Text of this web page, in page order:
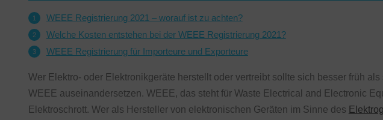
WEEE Registrierung 2021 – worauf ist zu achten?
Welche Kosten entstehen bei der WEEE Registrierung 2021?
WEEE Registrierung für Importeure und Exporteure
Wer Elektro- oder Elektronikgeräte herstellt oder vertreibt sollte sich besser früh
WEEE auseinandersetzen. WEEE, das steht für Waste Electrical and Electronic
Elektroschrott. Wer als Hersteller von elektronischen Geräten im Sinne des